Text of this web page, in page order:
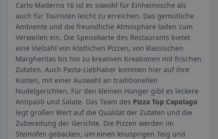
Carlo Maderno 16 ist es sowohl für Einheimische als
auch für Touristen leicht zu erreichen. Das gemütliche
Ambiente und die freundliche Atmosphäre laden zum
Verweilen ein. Die Speisekarte des Restaurants bietet
eine Vielzahl von köstlichen Pizzen, von klassischen
Margheritas bis hin zu kreativen Kreationen mit frischen
Zutaten. Auch Pasta-Liebhaber kommen hier auf ihre
Kosten, mit einer Auswahl an traditionellen
Nudelgerichten. Für den kleinen Hunger gibt es leckere
Antipasti und Salate. Das Team des Pizza Top Capolago
legt großen Wert auf die Qualität der Zutaten und die
Zubereitung der Gerichte. Die Pizzen werden im
Steinofen gebacken, um einen knusprigen Teig und